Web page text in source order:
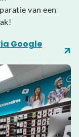
van een
Google